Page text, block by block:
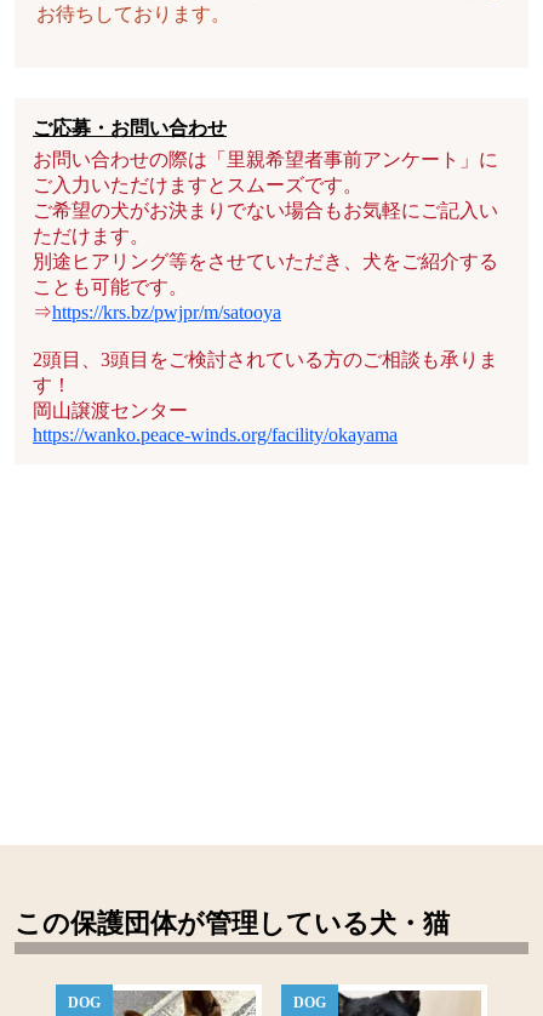
お待ちしております。
ご応募・お問い合わせ
お問い合わせの際は「里親希望者事前アンケート」に
ご入力いただけますとスムーズです。
ご希望の犬がお決まりでない場合もお気軽にご記入い
ただけます。
別途ヒアリング等をさせていただき、犬をご紹介する
ことも可能です。
⇒https://krs.bz/pwjpr/m/satooya
2頭目、3頭目をご検討されている方のご相談も承りま
す！
岡山譲渡センター
https://wanko.peace-winds.org/facility/okayama
この保護団体が管理している犬・猫
DOG DOG